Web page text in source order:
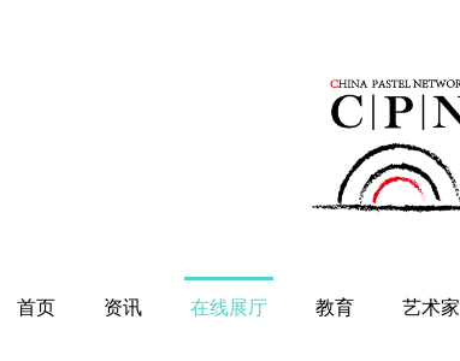
首页 资讯 在线展厅 教育 艺术家